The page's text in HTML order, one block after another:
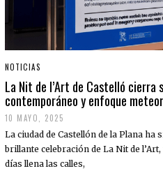
NOTICIAS
La Nit de l’Art de Castelló cierra
contemporáneo y enfoque
10 MAYO, 2025
La ciudad de Castellón de la Plana ha
brillante celebración de La Nit de
días llena las calles,